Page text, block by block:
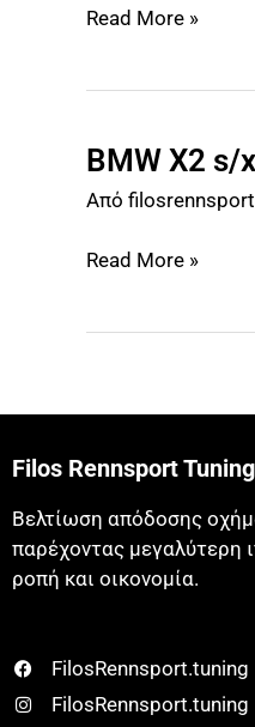
Read More »
BMW X2 s/
Από filosrennsport
BMW
s/xDrive18d
150HP
Read More »
Filos Rennsport Tuning
Βελτίωση απόδοσης
παρέχοντας μεγαλύτερη
ροπή και οικονομία.
FilosRennsport.tuning
FilosRennsport.tuning